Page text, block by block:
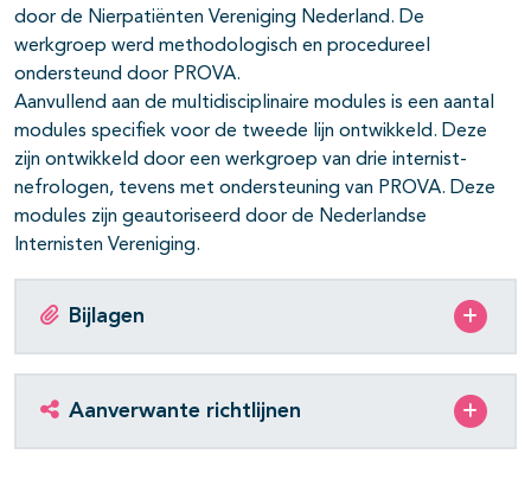
door de Nierpatiënten Vereniging Nederland. De
werkgroep werd methodologisch en procedureel
ondersteund door PROVA.
Aanvullend aan de multidisciplinaire modules is een aantal
modules specifiek voor de tweede lijn ontwikkeld. Deze
zijn ontwikkeld door een werkgroep van drie internist-
nefrologen, tevens met ondersteuning van PROVA. Deze
modules zijn geautoriseerd door de Nederlandse
Internisten Vereniging.
Bijlagen
Aanverwante richtlijnen